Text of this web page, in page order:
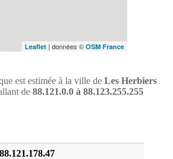
Leaflet | données © OSM France
est estimée à la ville de Les Herbiers
de 88.121.0.0 à 88.123.255.255
88.121.178.47